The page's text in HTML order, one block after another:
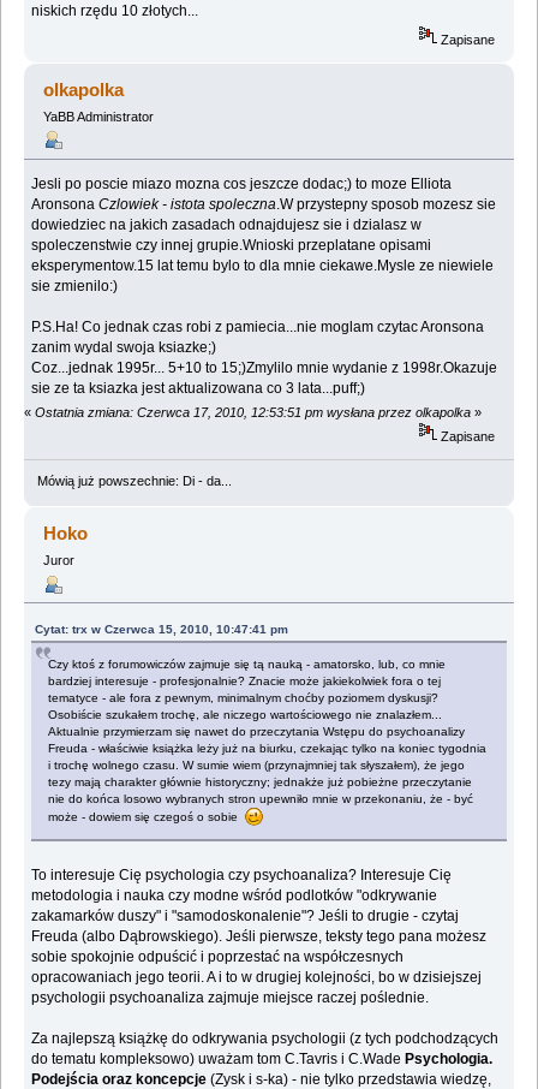
niskich rzędu 10 złotych...
Zapisane
olkapolka
YaBB Administrator
Jesli po poscie miazo mozna cos jeszcze dodac;) to moze Elliota
AronsonaCzlowiek - istota spoleczna.W przystepny sposob mozesz sie
dowiedziec na jakich zasadach odnajdujesz sie i dzialasz w
spoleczenstwie czy innej grupie.Wnioski przeplatane opisami
eksperymentow.15 lat temu bylo to dla mnie ciekawe.Mysle ze niewiele
sie zmienilo:)
P.S.Ha! Co jednak czas robi z pamiecia...nie moglam czytac Aronsona
zanim wydal swoja ksiazke;)
Coz...jednak 1995r... 5+10 to 15;)Zmylilo mnie wydanie z 1998r.Okazuje
sie ze ta ksiazka jest aktualizowana co 3 lata...puff;)
« Ostatnia zmiana: Czerwca 17, 2010, 12:53:51 pm wysłana przez olkapolka »
Zapisane
Mówią już powszechnie: Di - da...
Hoko
Juror
Cytat: trx w Czerwca 15, 2010, 10:47:41 pm
Czy ktoś z forumowiczów zajmuje się tą nauką - amatorsko, lub, co mnie
bardziej interesuje - profesjonalnie? Znacie może jakiekolwiek fora o tej
tematyce - ale fora z pewnym, minimalnym choćby poziomem dyskusji?
Osobiście szukałem trochę, ale niczego wartościowego nie znalazłem...
Aktualnie przymierzam się nawet do przeczytania Wstępu do psychoanalizy
Freuda - właściwie książka leży już na biurku, czekając tylko na koniec tygodnia
i trochę wolnego czasu. W sumie wiem (przynajmniej tak słyszałem), że jego
tezy mają charakter głównie historyczny; jednakże już pobieżne przeczytanie
nie do końca losowo wybranych stron upewniło mnie w przekonaniu, że - być
może - dowiem się czegoś o sobie
To interesuje Cię psychologia czy psychoanaliza? Interesuje Cię
metodologia i nauka czy modne wśród podlotków "odkrywanie
zakamarków duszy" i "samodoskonalenie"? Jeśli to drugie - czytaj
Freuda (albo Dąbrowskiego). Jeśli pierwsze, teksty tego pana możesz
sobie spokojnie odpuścić i poprzestać na współczesnych
opracowaniach jego teorii. A i to w drugiej kolejności, bo w dzisiejszej
psychologii psychoanaliza zajmuje miejsce raczej poślednie.
Za najlepszą książkę do odkrywania psychologii (z tych podchodzących
do tematu kompleksowo) uważam tom C.Tavris i C.WadePsychologia.
Podejścia oraz koncepcje(Zysk i s-ka) - nie tylko przedstawia wiedzę,